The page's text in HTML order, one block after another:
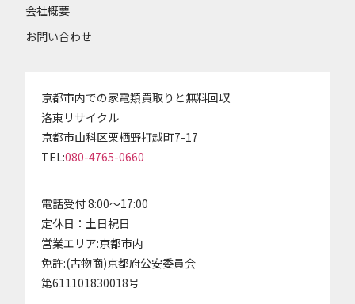
会社概要
お問い合わせ
京都市内での家電類買取りと無料回収
洛東リサイクル
京都市山科区栗栖野打越町7-17
TEL:080-4765-0660
電話受付 8:00～17:00
定休日：土日祝日
営業エリア:京都市内
免許:(古物商)京都府公安委員会
第611101830018号